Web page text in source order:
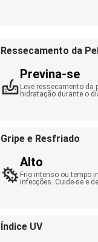
Ressecamento da
Previna-se
Leve ressecamento da
hidratação durante o
Gripe e Resfriado
Alto
Frio intenso ou tempo
infecções. Cuide-se e
Índice UV